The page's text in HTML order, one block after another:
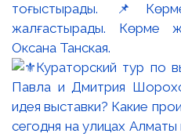
тоғыстырады.
жалғастырады. Көрме
Оксана Танская.